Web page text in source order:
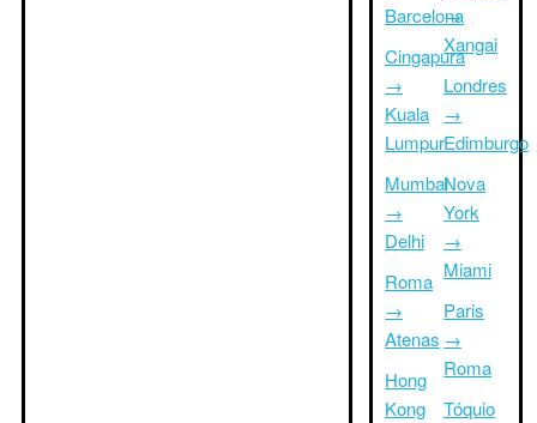
Barcelona
Cingapura
→
Kuala
Lumpur
Mumbai
→
Delhi
Roma
→
Atenas
Hong
Kong
→
Xangai
Londres
→
Edimburgo
Nova
York
→
Miami
Paris
→
Roma
Tóquio